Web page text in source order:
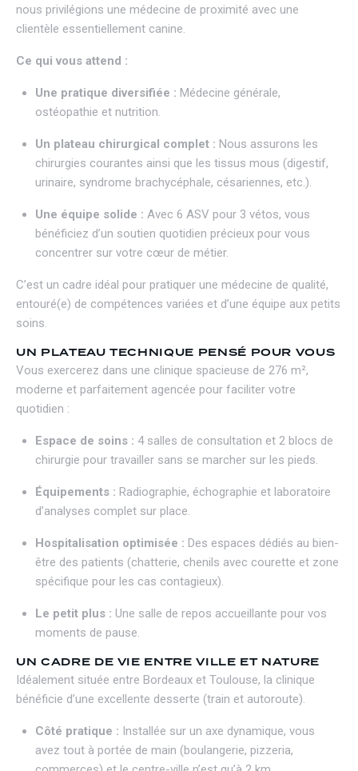
nous privilégions une médecine de proximité avec une
clientèle essentiellement canine.
Ce qui vous attend :
Une pratique diversifiée : Médecine générale,
ostéopathie et nutrition.
Un plateau chirurgical complet : Nous assurons les
chirurgies courantes ainsi que les tissus mous (digestif,
urinaire, syndrome brachycéphale, césariennes, etc.).
Une équipe solide : Avec 6 ASV pour 3 vétos, vous
bénéficiez d’un soutien quotidien précieux pour vous
concentrer sur votre cœur de métier.
C’est un cadre idéal pour pratiquer une médecine de qualité,
entouré(e) de compétences variées et d’une équipe aux petits
soins.
UN PLATEAU TECHNIQUE PENSÉ POUR VOUS
Vous exercerez dans une clinique spacieuse de 276 m²,
moderne et parfaitement agencée pour faciliter votre
quotidien :
Espace de soins : 4 salles de consultation et 2 blocs de
chirurgie pour travailler sans se marcher sur les pieds.
Équipements : Radiographie, échographie et laboratoire
d’analyses complet sur place.
Hospitalisation optimisée : Des espaces dédiés au bien-
être des patients (chatterie, chenils avec courette et zone
spécifique pour les cas contagieux).
Le petit plus : Une salle de repos accueillante pour vos
moments de pause.
UN CADRE DE VIE ENTRE VILLE ET NATURE
Idéalement située entre Bordeaux et Toulouse, la clinique
bénéficie d’une excellente desserte (train et autoroute).
Côté pratique : Installée sur un axe dynamique, vous
avez tout à portée de main (boulangerie, pizzeria,